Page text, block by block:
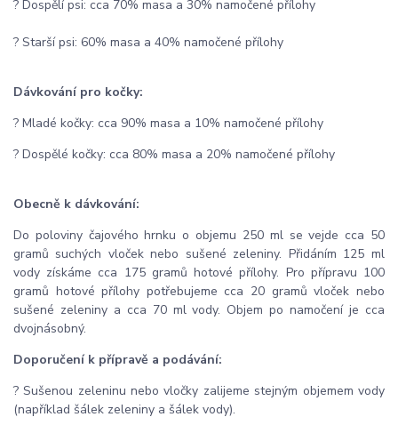
? Dospělí psi: cca 70% masa a 30% namočené přílohy
? Starší psi: 60% masa a 40% namočené přílohy
Dávkování pro kočky:
? Mladé kočky: cca 90% masa a 10% namočené přílohy
? Dospělé kočky: cca 80% masa a 20% namočené přílohy
Obecně k dávkování:
Do poloviny čajového hrnku o objemu 250 ml se vejde cca 50
gramů suchých vloček nebo sušené zeleniny. Přidáním 125 ml
vody získáme cca 175 gramů hotové přílohy. Pro přípravu 100
gramů hotové přílohy potřebujeme cca 20 gramů vloček nebo
sušené zeleniny a cca 70 ml vody. Objem po namočení je cca
dvojnásobný.
Doporučení k přípravě a podávání:
? Sušenou zeleninu nebo vločky zalijeme stejným objemem vody
(například šálek zeleniny a šálek vody).